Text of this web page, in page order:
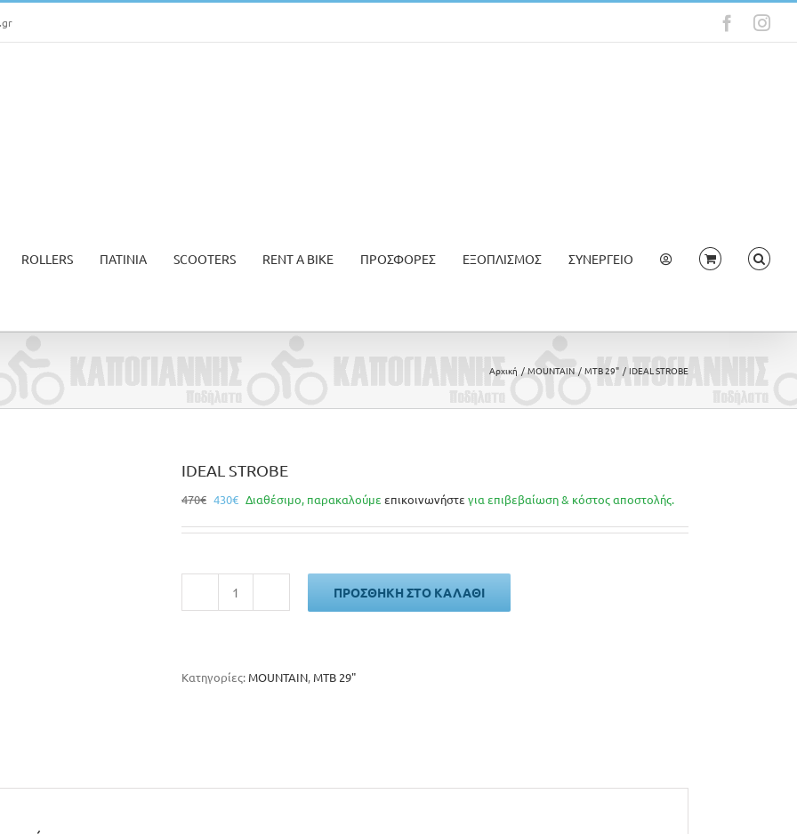
ROLLERS ΠΑΤΙΝΙΑ SCOOTERS RENT A BIKE ΠΡΟΣΦΟΡΕΣ ΕΞΟΠΛΙΣΜΟΣ ΣΥΝΕΡΓΕΙΟ
Αρχική MOUNTAIN MTB 29" IDEAL STROBE
IDEAL STROBE
470€ Original
was:
430€Η
τιμή
Διαθέσιμο, παρακαλούμε επικοινωνήστε για επιβεβαίωση & κόστος αποστολής.
IDEAL
ΠΡΟΣΘΉΚΗ ΣΤΟ ΚΑΛΆΘΙ
Κατηγορίες: MOUNTAIN, MTB 29"